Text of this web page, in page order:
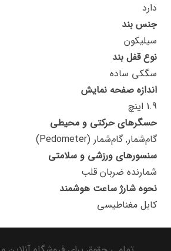
دارد
جنس بند
سیلیکون
نوع قفل بند
سگکی ساده
اندازه صفحه نمایش
1.9 اینچ
حسگرهای حرکتی و محیطی
گام‌شمار, گام‌شمار (Pedometer)
سنسورهای ورزشی و سلامتی
شمارنده ضربان قلب
نحوه شارژ ساعت هوشمند
کابل مغناطیسی